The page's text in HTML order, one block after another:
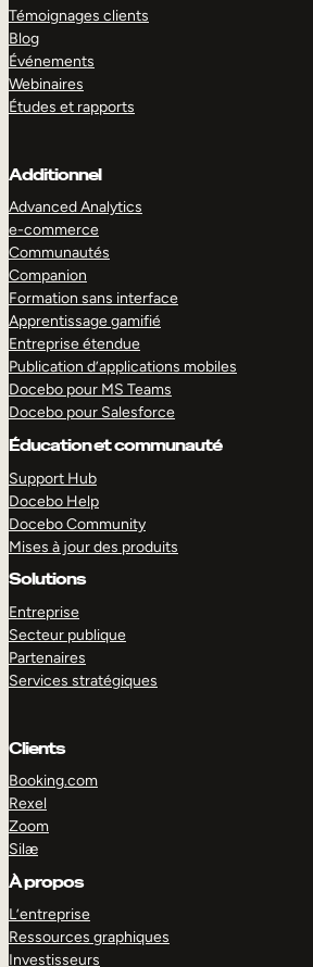
Témoignages clients
Blog
Événements
Webinaires
Études et rapports
Additionnel
Advanced Analytics
e-commerce
Communautés
Companion
Formation sans interface
Apprentissage gamifié
Entreprise étendue
Publication d’applications mobiles
Docebo pour MS Teams
Docebo pour Salesforce
Éducation et communauté
Support Hub
Docebo Help
Docebo Community
Mises à jour des produits
Solutions
Entreprise
Secteur publique
Partenaires
Services stratégiques
Clients
Booking.com
Rexel
Zoom
Silæ
À propos
L’entreprise
Ressources graphiques
Investisseurs